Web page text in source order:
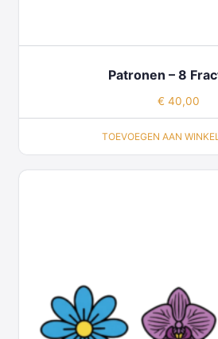
Patronen – 8
€ 40,00
TOEVOEGEN AAN